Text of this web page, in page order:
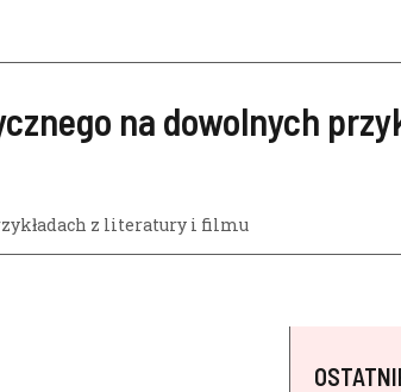
na dowolnych
z literatury i filmu